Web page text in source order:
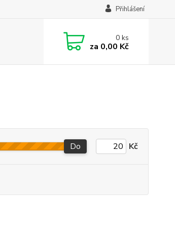
Přihlášení
0ks
za 0,00 Kč
Do Kč